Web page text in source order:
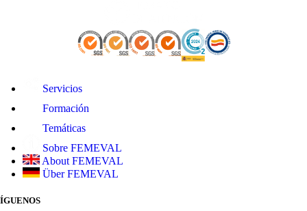
Servicios
Formación
Temáticas
Sobre FEMEVAL
About FEMEVAL
Über FEMEVAL